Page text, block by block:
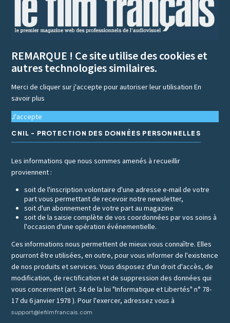
REMARQUE ! Ce site utilise des cookies et
autres technologies similaires.
Merci de cliquer sur j'accepte pour autoriser leur utilisationEn
savoir plus
J'accepte
CNIL - PROTECTION DES DONNÉES PERSONNELLES
Les informations que nous sommes amenés à recueillir
proviennent :
soit de l'inscription volontaire d'une adresse e-mail de votre
part vous permettant de recevoir notre newsletter,
soit d'un abonnement de votre part au magazine
soit de la saisie complète de vos coordonnées par vos soins à
l'occasion d'une opération événementielle.
Ces informations nous permettent de mieux vous connaître. Elles
pourront être utilisées, en outre, pour vous informer de l'existence
de nos produits et services. Vous disposez d'un droit d'accès, de
modification, de rectification et de suppression des données qui
vous concernent (art. 34 de la loi "Informatique et Libertés" n° 78-
17 du 6 janvier 1978 ). Pour l'exercer, adressez vous à
support@lefilmfrancais.com